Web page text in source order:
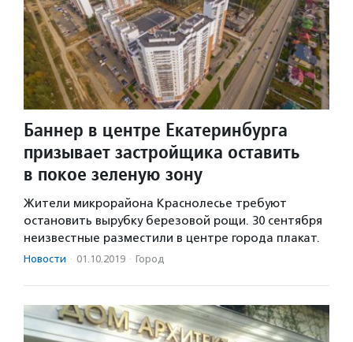
Баннер в центре Екатеринбурга
призывает застройщика оставить
в покое зеленую зону
Жители микрорайона Краснолесье требуют
остановить вырубку березовой рощи. 30 сентября
неизвестные разместили в центре города плакат.
Новости · 01.10.2019 · Город